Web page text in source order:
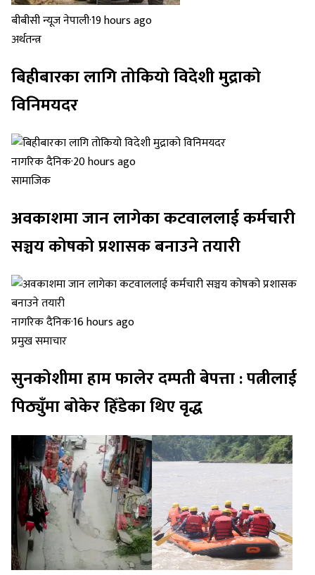
बीबीसी न्यूज नेपाली·19 hours ago
अर्थतन्त्र
बिहीबारका लागि तोकियो विदेशी मुद्राको
विनिमयदर
नागरिक दैनिक·20 hours ago
सामाजिक
अवकाशमा जान लागेका कटवाललाई कर्मचारी
सञ्चय कोषको प्रशासक बनाउने तयारी
नागरिक दैनिक·16 hours ago
प्रमुख समाचार
सुनकोशीमा हाम फालेर दम्पती बेपत्ता : पत्नीलाई
पिठ्युँमा बोकेर हिँडेका थिए वृद्ध